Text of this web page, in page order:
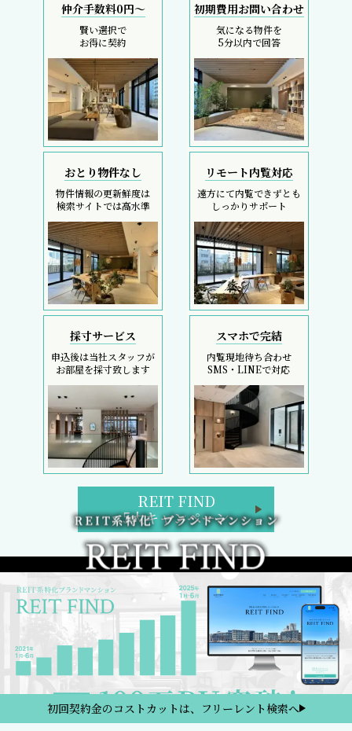
仲介手数料0円～
賢い選択で
お得に契約
初期費用お問い合わせ
気になる物件を
5分以内で回答
おとり物件なし
物件情報の更新鮮度は
検索サイトでは高水準
リモート内覧対応
遠方にて内覧できずとも
しっかりサポート
採寸サービス
申込後は当社スタッフが
お部屋を採寸致します
スマホで完結
内覧現地待ち合わせ
SMS・LINEで対応
REIT FIND
5大キャンペーン
初回契約金のコストカットは、フリーレント検索へ